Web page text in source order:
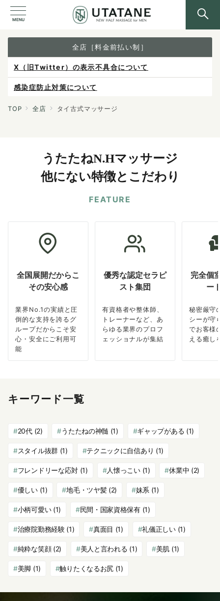
MENU
全店［料金前払い制］
X（旧Twitter）の表示不具合について
感染症防止対策について
ご予約は各店へ直接お問い合わせください。
TOP 全店 タイ古式マッサージ
うたたねN.Hマッサージ
他にない特徴とこだわり
FEATURE
全国展開だからこ
その安心感
業界No.1の実績と圧
倒的な支持を誇るグ
ループだからこそ安
心・安全にご利用可
能
優秀な認定セラピ
スト集団
有資格者や整体師、
トレーナーなど、あ
らゆる業界のプロフ
ェッショナルが集結
完全個
ー
秘密厳守
シーが守
でお客様
える癒し
キーワード一覧
20代(2) うたたねの神髄 (1) ギャップがある (1)
スタイル抜群(1) テクニックに自信あり (1)
フレンドリーな応対 (1) 人懐っこい(1) 休業中 (2)
優しい(1) 地毛・ツヤ髪(2) 妹系 (1)
小柄可愛い(1) 民間・国家資格保有(1)
治療院勤務経験(1) 真面目 (1) 礼儀正しい(1)
純粋な笑顔(2) 美人と言われる (1) 美肌 (1)
美脚 (1) 触りたくなるお尻 (1)